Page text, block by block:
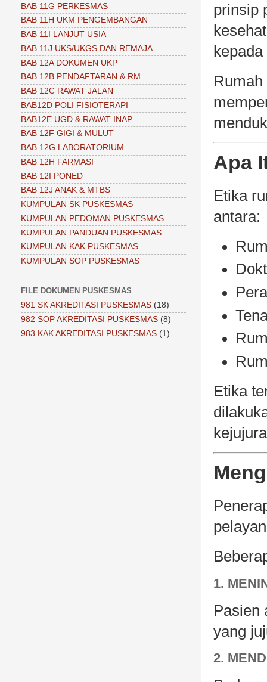
prinsip
Apa
Etika
antara:
Etika
1.
Pasien
yang
2.
BAB 11G PERKESMAS
BAB 11H UKM PENGEMBANGAN
BAB 11I LANJUT USIA
BAB 11J UKS/UKGS DAN REMAJA
BAB 12A DOKUMEN UKP
BAB 12B PENDAFTARAN & RM
BAB 12C RAWAT JALAN
BAB12D POLI FISIOTERAPI
BAB12E UGD & RAWAT INAP
BAB 12F GIGI & MULUT
BAB 12G LABORATORIUM
BAB 12H FARMASI
BAB 12I PONED
BAB 12J ANAK & MTBS
KUMPULAN SK PUSKESMAS
KUMPULAN PEDOMAN PUSKESMAS
KUMPULAN PANDUAN PUSKESMAS
KUMPULAN KAK PUSKESMAS
KUMPULAN SOP PUSKESMAS
FILE DOKUMEN PUSKESMAS
981 SK AKREDITASI PUSKESMAS (18)
982 SOP AKREDITASI PUSKESMAS (8)
983 KAK AKREDITASI PUSKESMAS (1)